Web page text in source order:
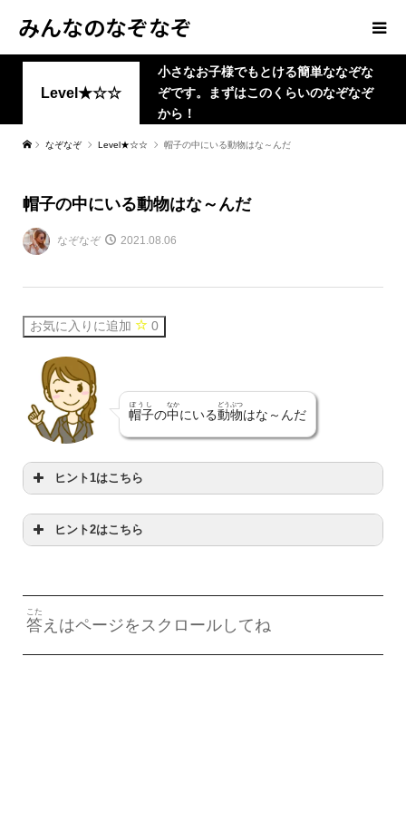
みんなのなぞなぞ
Level★☆☆
小さなお子様でもとける簡単ななぞな
ぞです。まずはこのくらいのなぞなぞ
から！
なぞなぞ Level★☆☆ 帽子の中にいる動物はな～んだ
帽子の中にいる動物はな～んだ
なぞなぞ 2021.08.06
お気に入りに追加 0
帽子
ぼうし
の中
なか
にいる動物
どうぶつ
はな～んだ
ヒント1はこちら
ヒント2はこちら
答
こた
えはページをスクロールしてね